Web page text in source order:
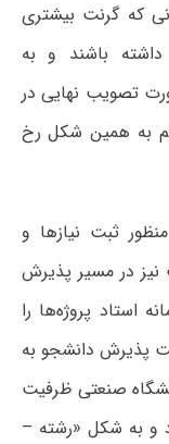
که گرنت بیشتری
داشته باشند و به
تصویب نهایی در
به همین شکل رخ
ثبت نیازها و
در مسیر پذیرش
استاد پروژه‌ها را
پذیرش دانشجو به
صنعتی ظرفیت
و به شکل «رشته –